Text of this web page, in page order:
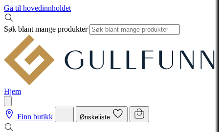
Gå til hovedinnholdet
Søk blant mange produkter
Hjem
Finn butikk Ønskeliste